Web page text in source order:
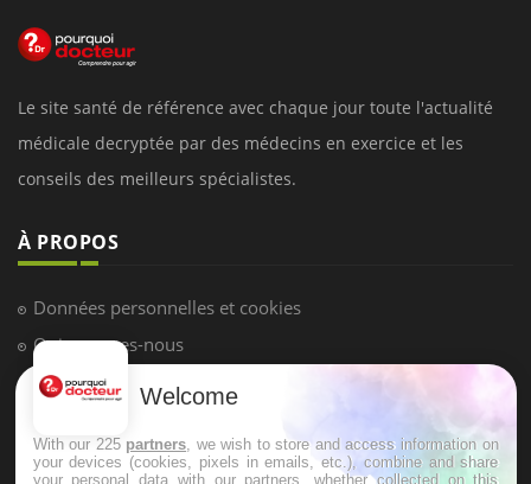
Le site santé de référence avec chaque jour toute l'actualité
médicale decryptée par des médecins en exercice et les
conseils des meilleurs spécialistes.
À PROPOS
Données personnelles et cookies
Qui sommes-nous
Conditions d'utilisation
Mentions Légales
Welcome
With our 225 partners , we wish to store and access information on
your devices (cookies, pixels in emails, etc.), combine and share
your personal data with our partners, whether collected on this